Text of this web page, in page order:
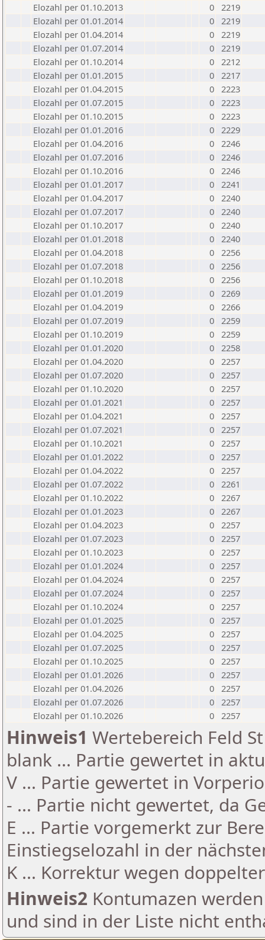
Elozahl per 01.10.2013
0 2219
Elozahl per 01.01.2014
0 2219
Elozahl per 01.04.2014
0 2219
Elozahl per 01.07.2014
0 2219
Elozahl per 01.10.2014
0 2212
Elozahl per 01.01.2015
0 2217
Elozahl per 01.04.2015
0 2223
Elozahl per 01.07.2015
0 2223
Elozahl per 01.10.2015
0 2223
Elozahl per 01.01.2016
0 2229
Elozahl per 01.04.2016
0 2246
Elozahl per 01.07.2016
0 2246
Elozahl per 01.10.2016
0 2246
Elozahl per 01.01.2017
0 2241
Elozahl per 01.04.2017
0 2240
Elozahl per 01.07.2017
0 2240
Elozahl per 01.10.2017
0 2240
Elozahl per 01.01.2018
0 2240
Elozahl per 01.04.2018
0 2256
Elozahl per 01.07.2018
0 2256
Elozahl per 01.10.2018
0 2256
Elozahl per 01.01.2019
0 2269
Elozahl per 01.04.2019
0 2266
Elozahl per 01.07.2019
0 2259
Elozahl per 01.10.2019
0 2259
Elozahl per 01.01.2020
0 2258
Elozahl per 01.04.2020
0 2257
Elozahl per 01.07.2020
0 2257
Elozahl per 01.10.2020
0 2257
Elozahl per 01.01.2021
0 2257
Elozahl per 01.04.2021
0 2257
Elozahl per 01.07.2021
0 2257
Elozahl per 01.10.2021
0 2257
Elozahl per 01.01.2022
0 2257
Elozahl per 01.04.2022
0 2257
Elozahl per 01.07.2022
0 2261
Elozahl per 01.10.2022
0 2267
Elozahl per 01.01.2023
0 2267
Elozahl per 01.04.2023
0 2257
Elozahl per 01.07.2023
0 2257
Elozahl per 01.10.2023
0 2257
Elozahl per 01.01.2024
0 2257
Elozahl per 01.04.2024
0 2257
Elozahl per 01.07.2024
0 2257
Elozahl per 01.10.2024
0 2257
Elozahl per 01.01.2025
0 2257
Elozahl per 01.04.2025
0 2257
Elozahl per 01.07.2025
0 2257
Elozahl per 01.10.2025
0 2257
Elozahl per 01.01.2026
0 2257
Elozahl per 01.04.2026
0 2257
Elozahl per 01.07.2026
0 2257
Elozahl per 01.10.2026
0 2257
Hinweis1 Wertebereich Feld
blank ... Partie gewertet in
V ... Partie gewertet in
- ... Partie nicht gewertet, da
E ... Partie vorgemerkt zur
Einstiegselozahl in der
K ... Korrektur wegen
Hinweis2 Kontumazen
und sind in der Liste nicht